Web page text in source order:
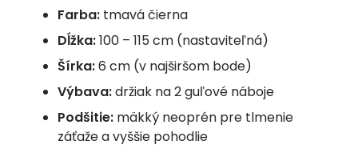
Farba: tmavá čierna
Dĺžka:100 – 115 cm (nastaviteľná)
Šírka:6 cm (v najširšom bode)
Výbava:držiak na 2 guľové náboje
Podšitie: mäkký neoprén pre tlmenie
záťaže a vyššie pohodlie